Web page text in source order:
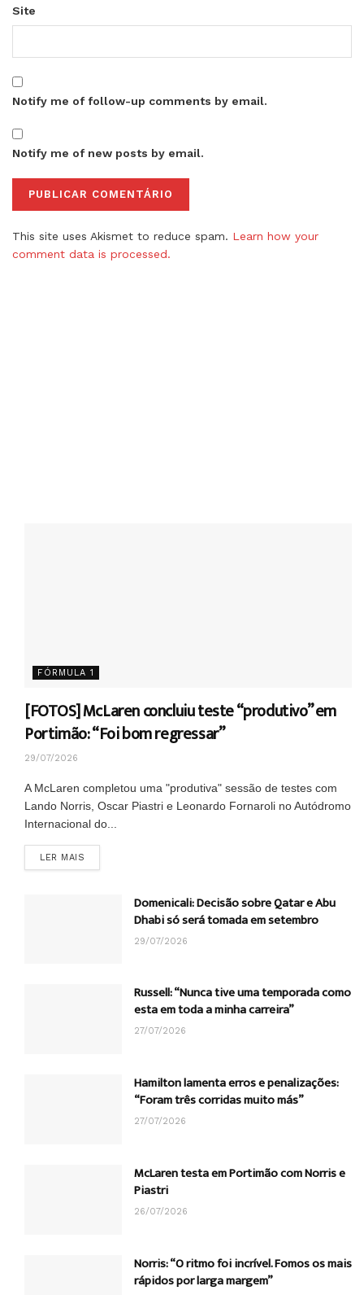
Site
Notify me of follow-up comments by email.
Notify me of new posts by email.
This site uses Akismet to reduce spam. Learn how your
comment data is processed.
FÓRMULA 1
[FOTOS] McLaren concluiu teste “produtivo” em
Portimão: “Foi bom regressar”
29/07/2026
A McLaren completou uma "produtiva" sessão de testes com
Lando Norris, Oscar Piastri e Leonardo Fornaroli no Autódromo
Internacional do...
LER MAIS
Domenicali: Decisão sobre Qatar e Abu
Dhabi só será tomada em setembro
29/07/2026
Russell: “Nunca tive uma temporada como
esta em toda a minha carreira”
27/07/2026
Hamilton lamenta erros e penalizações:
“Foram três corridas muito más”
27/07/2026
McLaren testa em Portimão com Norris e
Piastri
26/07/2026
Norris: “O ritmo foi incrível. Fomos os mais
rápidos por larga margem”